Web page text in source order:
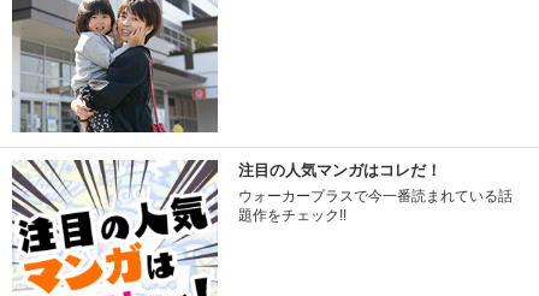
注目の人気マンガはコレだ！
ウォーカープラスで今一番読まれている話
題作をチェック!!